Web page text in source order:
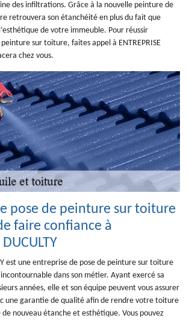
des infiltrations. Grâce à la nouvelle peinture de
retrouvera son étanchéité en plus du fait que
de votre immeuble. Pour réussir
sur toiture, faites appel à ENTREPRISE
chez vous.
pose de peinture sur toiture
faire confiance à
DUCULTY
est une entreprise de pose de peinture sur toiture
dans son métier. Ayant exercé sa
années, elle et son équipe peuvent vous assurer
une garantie de qualité afin de rendre votre toiture
nouveau étanche et esthétique. Vous pouvez